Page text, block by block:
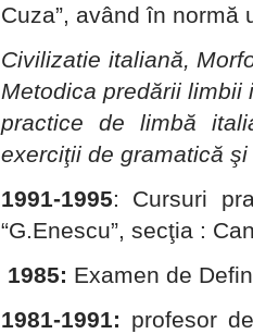
Cuza”, având în normă
Civilizatie italiană,
Metodica predării limbii
practice de limbă
exerciţii de gramatică
1991-1995: Cursuri
“G.Enescu”, secţia :
1985: Examen de
1981-1991: profesor